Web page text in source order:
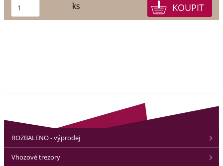
ks
ROZBALENO - výprodej
Vhozové trezory